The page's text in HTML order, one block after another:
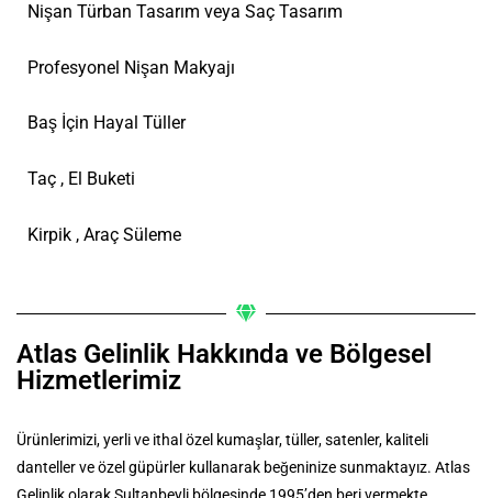
Nişan Türban Tasarım veya Saç Tasarım
Profesyonel Nişan Makyajı
Baş İçin Hayal Tüller
Taç , El Buketi
Kirpik , Araç Süleme
Atlas Gelinlik Hakkında ve Bölgesel
Hizmetlerimiz
Ürünlerimizi, yerli ve ithal özel kumaşlar, tüller, satenler, kaliteli
danteller ve özel güpürler kullanarak beğeninize sunmaktayız. Atlas